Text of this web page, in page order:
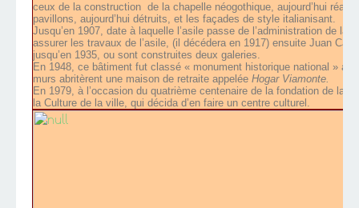
ceux de la construction de la chapelle néogothique, aujourd’hui
pavillons, aujourd’hui détruits, et les façades de style italianisant.
Jusqu’en 1907, date à laquelle l’asile passe de l’administration de
assurer les travaux de l’asile, (il décédera en 1917) ensuite Juan
jusqu’en 1935, ou sont construites deux galeries.
En 1948, ce bâtiment fut classé « monument historique national »
murs abritèrent une maison de retraite appelée Hogar Viamonte.
En 1979, à l’occasion du quatrième centenaire de la fondation de la
la Culture de la ville, qui décida d’en faire un centre culturel.